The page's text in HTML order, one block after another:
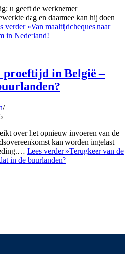
u geeft de werknemer
dag en daarmee kan hij doen
verder »Van maaltijdcheques naar
in Nederland!
proeftijd in België –
over het opnieuw invoeren van de
kan worden ingelast
Lees verder »Terugkeer van de
in de buurlanden?